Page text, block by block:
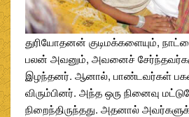
துரியோதனன் குடிமக்களையும்,
பலன் அவனும், அவனைச்
இழந்தனர். ஆனால், பாண்டவர்கள்
விரும்பினர். அந்த ஒரு நினைவு
நிறைந்திருந்தது. அதனால்